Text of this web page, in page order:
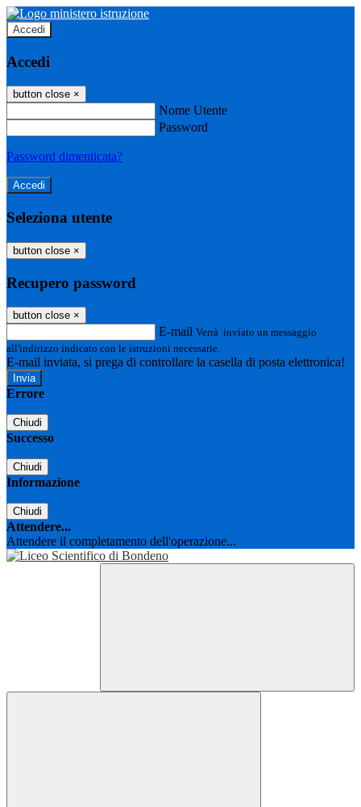
Accedi
Accedi
button close ×
Nome Utente
Password
Password dimenticata?
Seleziona utente
button close ×
Recupero password
button close ×
E-mail Verrà inviato un messaggio
all'indirizzo indicato con le istruzioni necessarie.
E-mail inviata, si prega di controllare la casella di posta elettronica!
Errore
Chiudi
Successo
Chiudi
Informazione
Chiudi
Attendere...
Attendere il completamento dell'operazione...